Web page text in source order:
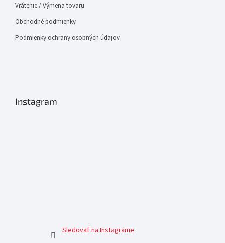
Vrátenie / Výmena tovaru
Obchodné podmienky
Podmienky ochrany osobných údajov
Instagram
Sledovať na Instagrame